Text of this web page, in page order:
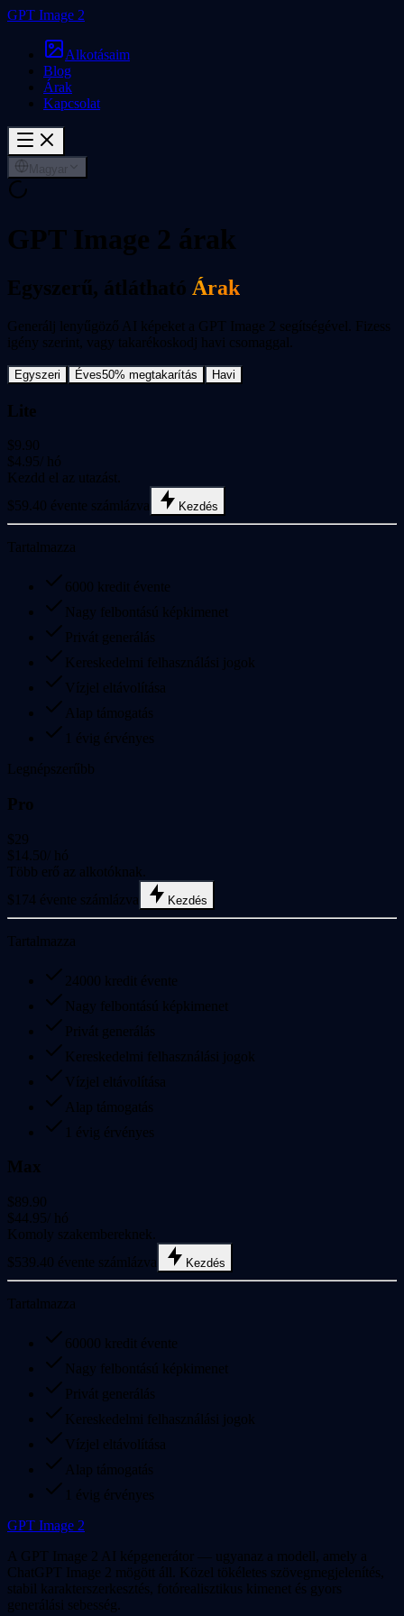
GPT Image 2
Alkotásaim
Blog
Árak
Kapcsolat
Magyar
GPT Image 2 árak
Egyszerű, átlátható Árak
Generálj lenyűgöző AI képeket a GPT Image 2 segítségével. Fizess
igény szerint, vagy takarékoskodj havi csomaggal.
Egyszeri Éves50% megtakarítás Havi
Lite
$9.90
$4.95 / hó
Kezdd el az utazást.
$59.40 évente számlázva
Kezdés
Tartalmazza
6000 kredit évente
Nagy felbontású képkimenet
Privát generálás
Kereskedelmi felhasználási jogok
Vízjel eltávolítása
Alap támogatás
1 évig érvényes
Legnépszerűbb
Pro
$29
$14.50 / hó
Több erő az alkotóknak.
$174 évente számlázva
Kezdés
Tartalmazza
24000 kredit évente
Nagy felbontású képkimenet
Privát generálás
Kereskedelmi felhasználási jogok
Vízjel eltávolítása
Alap támogatás
1 évig érvényes
Max
$89.90
$44.95 / hó
Komoly szakembereknek.
$539.40 évente számlázva
Kezdés
Tartalmazza
60000 kredit évente
Nagy felbontású képkimenet
Privát generálás
Kereskedelmi felhasználási jogok
Vízjel eltávolítása
Alap támogatás
1 évig érvényes
GPT Image 2
A GPT Image 2 AI képgenerátor — ugyanaz a modell, amely a
ChatGPT Image 2 mögött áll. Közel tökéletes szövegmegjelenítés,
stabil karakterszerkesztés, fotórealisztikus kimenet és gyors
generálási sebesség.